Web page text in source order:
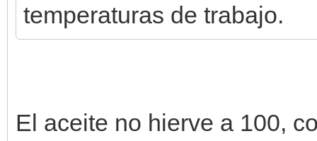
temperaturas de trabajo.
El aceite no hierve a 100,